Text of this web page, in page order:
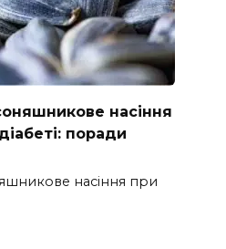
насіння
поради
насіння при